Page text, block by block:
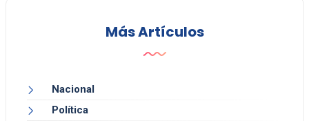
Más Artículos
Nacional
Política